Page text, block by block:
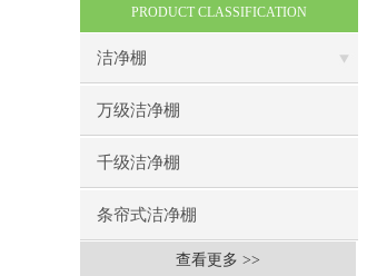
PRODUCT CLASSIFICATION
洁净棚
万级洁净棚
千级洁净棚
条帘式洁净棚
查看更多 >>